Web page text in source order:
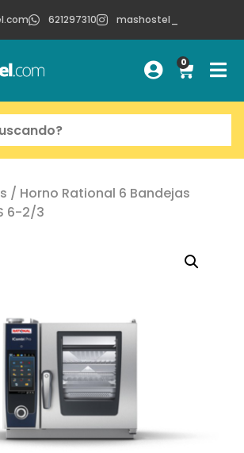
621297310 mashostel_
0
/ Horno Rational 6 Bandejas
6-2/3